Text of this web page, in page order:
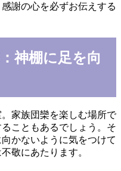
謝の心を必ずお伝えする
神棚に足を向
家族団欒を楽しむ場所で
こともあるでしょう。そ
かないように気をつけて
敬にあたります。